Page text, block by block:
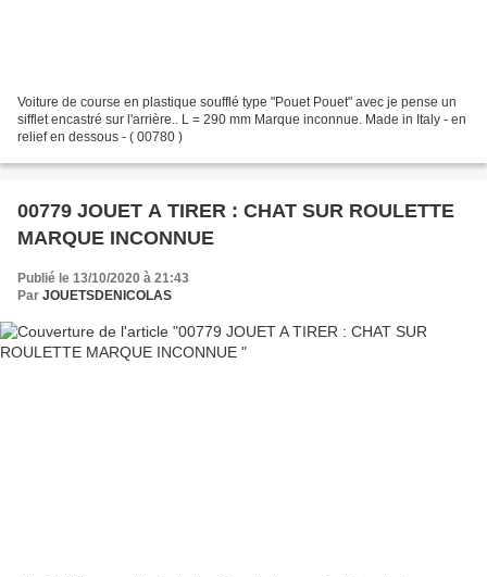
Voiture de course en plastique soufflé type "Pouet Pouet" avec je pense un
sifflet encastré sur l'arrière.. L = 290 mm Marque inconnue. Made in Italy - en
relief en dessous - ( 00780 )
00779 JOUET A TIRER : CHAT SUR ROULETTE
MARQUE INCONNUE
Publié le 13/10/2020 à 21:43
Par JOUETSDENICOLAS